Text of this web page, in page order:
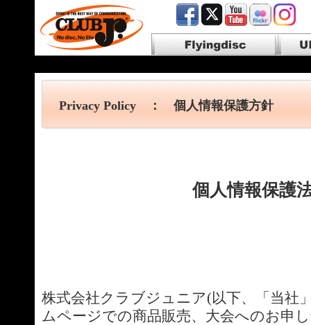
Privacy Policy ： 個人情報保護方針
個人情報保護
株式会社クラブジュニア(以下、「当社
ムページでの商品販売、大会へのお申